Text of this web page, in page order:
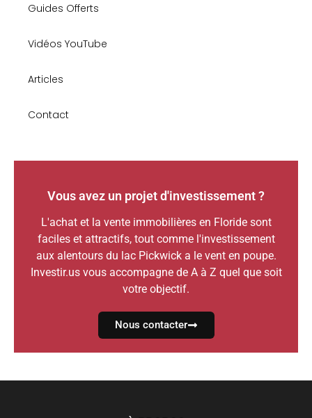
Guides Offerts
Vidéos YouTube
Articles
Contact
Vous avez un projet d'investissement ?
L'achat et la vente immobilières en Floride sont
faciles et attractifs, tout comme l'investissement
aux alentours du lac Pickwick a le vent en poupe.
Investir.us vous accompagne de A à Z quel que soit
votre objectif.
Nous contacter